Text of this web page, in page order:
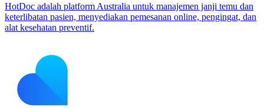
HotDoc adalah platform Australia untuk manajemen janji temu dan
keterlibatan pasien, menyediakan pemesanan online, pengingat, dan
alat kesehatan preventif.